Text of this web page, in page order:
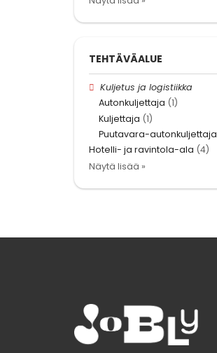
TEHTÄVÄALUE
Kuljetus ja logistiikka
Autonkuljettaja (1)
Kuljettaja (1)
Puutavara-autonkuljettaja
Hotelli- ja ravintola-ala (4)
Näytä lisää »